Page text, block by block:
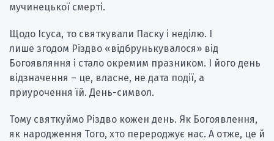
мучинецької смерті.
Щодо Ісуса, то святкували Паску і неділю. І
лише згодом Різдво «відбрунькувалося» від
Богоявляння і стало окремим празником. І його день
відзначення – це, власне, не дата події, а
приурочення їй. День-символ.
Тому святкуймо Різдво кожен день. Як Богоявлення,
як народження Того, хто перероджує нас. А отже, це й